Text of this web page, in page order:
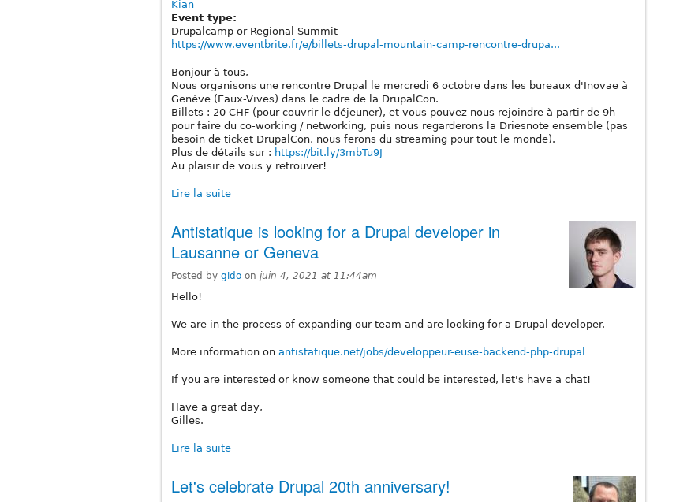
Kian
Event type:
Drupalcamp or Regional Summit
https://www.eventbrite.fr/e/billets-drupal-mountain-camp-rencontre-drupa...
Bonjour à tous,
Nous organisons une rencontre Drupal le mercredi 6 octobre dans les bureaux d'Inovae à
Genève (Eaux-Vives) dans le cadre de la DrupalCon.
Billets : 20 CHF (pour couvrir le déjeuner), et vous pouvez nous rejoindre à partir de 9h
pour faire du co-working / networking, puis nous regarderons la Driesnote ensemble (pas
besoin de ticket DrupalCon, nous ferons du streaming pour tout le monde).
Plus de détails sur : https://bit.ly/3mbTu9J
Au plaisir de vous y retrouver!
Lire la suite
Antistatique is looking for a Drupal developer in
Lausanne or Geneva
Posted by gido on juin 4, 2021 at 11:44am
Hello!
We are in the process of expanding our team and are looking for a Drupal developer.
More information on antistatique.net/jobs/developpeur-euse-backend-php-drupal
If you are interested or know someone that could be interested, let's have a chat!
Have a great day,
Gilles.
Lire la suite
Let's celebrate Drupal 20th anniversary!